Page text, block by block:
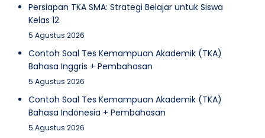
Persiapan TKA SMA: Strategi Belajar untuk Siswa
Kelas 12
5 Agustus 2026
Contoh Soal Tes Kemampuan Akademik (TKA)
Bahasa Inggris + Pembahasan
5 Agustus 2026
Contoh Soal Tes Kemampuan Akademik (TKA)
Bahasa Indonesia + Pembahasan
5 Agustus 2026